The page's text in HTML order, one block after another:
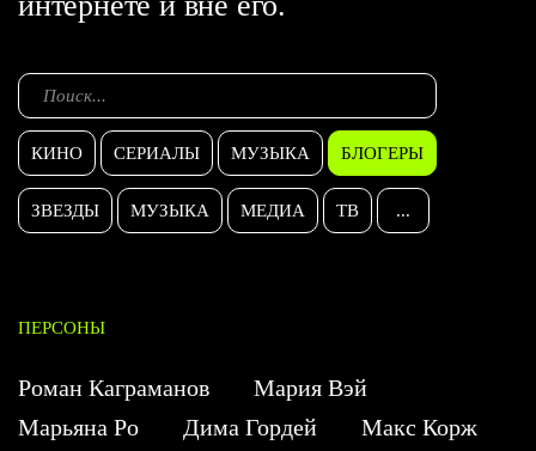
КИНО СЕРИАЛЫ МУЗЫКА БЛОГЕРЫ
ЗВЕЗДЫ МУЗЫКА МЕДИА ТВ ...
ПЕРСОНЫ
Роман Каграманов
Мария Вэй
Марьяна Ро
Дима Гордей
Макс Корж